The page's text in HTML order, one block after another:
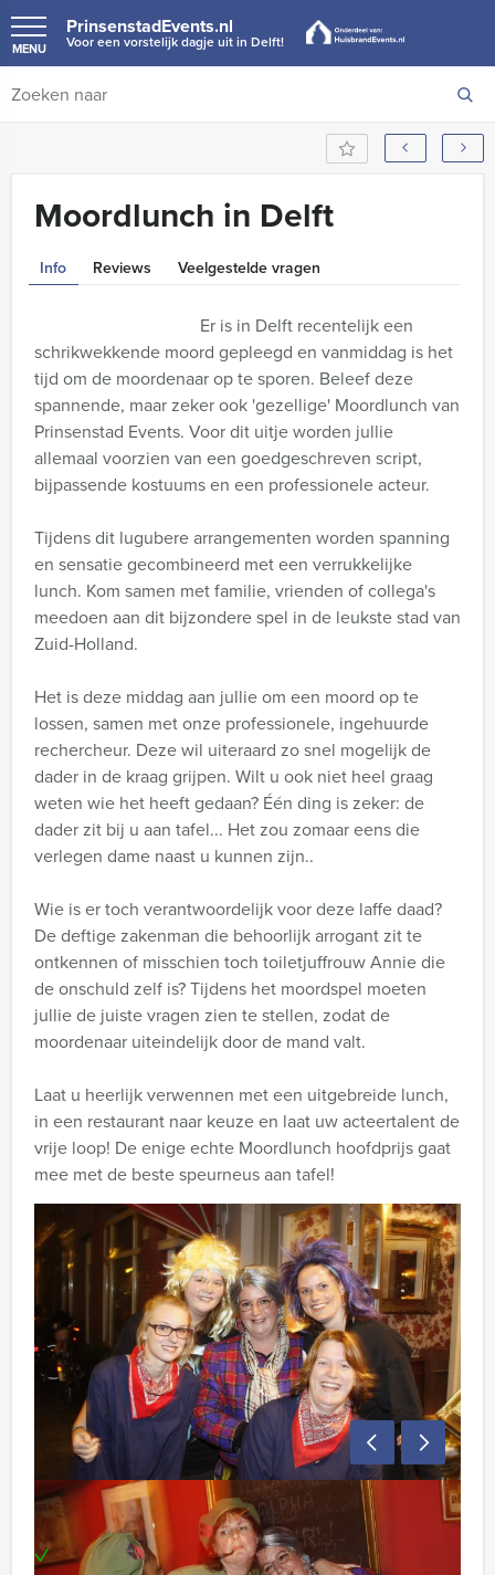
PrinsenstadEvents.nl
Voor een vorstelijk dagje uit in Delft!
MENU
Moordlunch in Delft
Info Reviews Veelgestelde vragen
Er is in Delft recentelijk een
schrikwekkende moord gepleegd en vanmiddag is het
tijd om de moordenaar op te sporen. Beleef deze
spannende, maar zeker ook 'gezellige' Moordlunch van
Prinsenstad Events. Voor dit uitje worden jullie
allemaal voorzien van een goedgeschreven script,
bijpassende kostuums en een professionele acteur.
Tijdens dit lugubere arrangementen worden spanning
en sensatie gecombineerd met een verrukkelijke
lunch. Kom samen met familie, vrienden of collega's
meedoen aan dit bijzondere spel in de leukste stad van
Zuid-Holland.
Het is deze middag aan jullie om een moord op te
lossen, samen met onze professionele, ingehuurde
rechercheur. Deze wil uiteraard zo snel mogelijk de
dader in de kraag grijpen. Wilt u ook niet heel graag
weten wie het heeft gedaan? Één ding is zeker: de
dader zit bij u aan tafel... Het zou zomaar eens die
verlegen dame naast u kunnen zijn..
Wie is er toch verantwoordelijk voor deze laffe daad?
De deftige zakenman die behoorlijk arrogant zit te
ontkennen of misschien toch toiletjuffrouw Annie die
de onschuld zelf is? Tijdens het moordspel moeten
jullie de juiste vragen zien te stellen, zodat de
moordenaar uiteindelijk door de mand valt.
Laat u heerlijk verwennen met een uitgebreide lunch,
in een restaurant naar keuze en laat uw acteertalent de
vrije loop! De enige echte Moordlunch hoofdprijs gaat
mee met de beste speurneus aan tafel!
Inclusief
Uitgebreide lunch